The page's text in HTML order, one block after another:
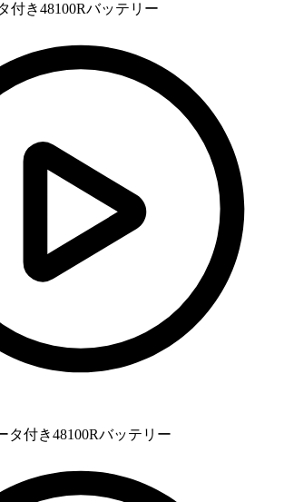
付き48100Rバッテリー
タ付き48100Rバッテリー